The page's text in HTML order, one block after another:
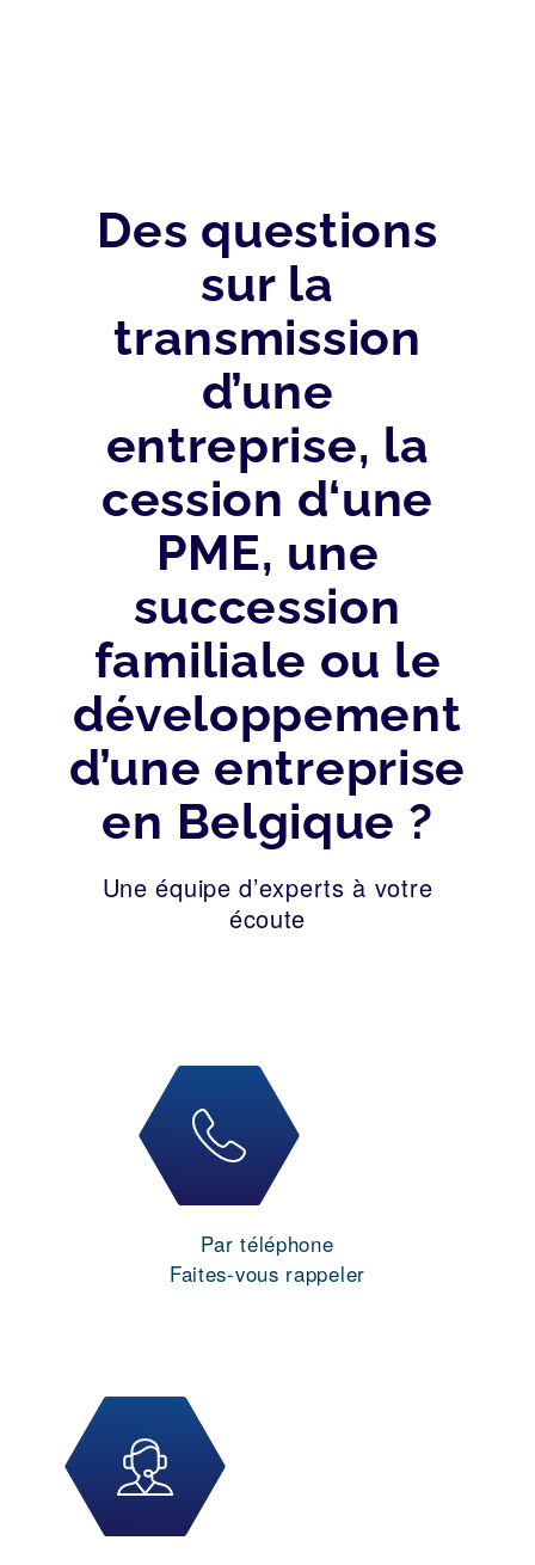
Des questions
sur la
transmission
d’une
entreprise, la
cession d‘une
PME, une
succession
familiale ou le
développement
d’une entreprise
en Belgique ?
Une équipe d’experts à votre
écoute
Par téléphone
Faites-vous rappeler